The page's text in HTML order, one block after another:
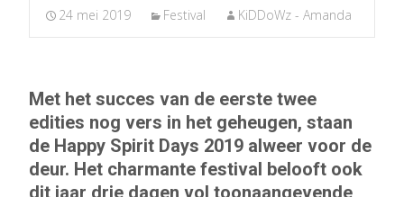
24 mei 2019 Festival KiDDoWz - Amanda
Met het succes van de eerste twee
edities nog vers in het geheugen, staan
de Happy Spirit Days 2019 alweer voor de
deur. Het charmante festival belooft ook
dit jaar drie dagen vol toonaangevende